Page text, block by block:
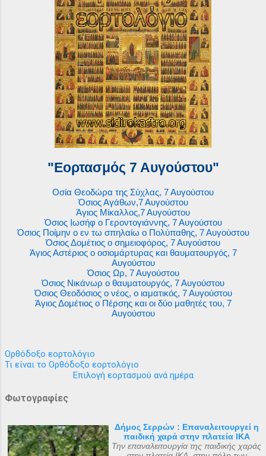
"Εορτασμός 7 Αυγούστου"
Οσία Θεοδώρα της Σύχλας, 7 Αυγούστου
Όσιος Αγάθων,7 Αυγούστου
Άγιος Μίκαλλος,7 Αυγούστου
Όσιος Ιωσήφ ο Γεροντογιάννης, 7 Αυγούστου
Όσιος Ποίμην ο εν τω σπηλαίω ο Πολύπαθης, 7 Αυγούστου
Όσιος Δομέτιος ο σημειοφόρος, 7 Αυγούστου
Άγιος Αστέριος ο οσιομάρτυρας και θαυματουργός, 7
Αυγούστου
Όσιος Ωρ, 7 Αυγούστου
Όσιος Νικάνωρ ο θαυματουργός, 7 Αυγούστου
Όσιος Θεοδόσιος ο νέος, ο ιαματικός, 7 Αυγούστου
Άγιος Δομέτιος ο Πέρσης και οι δύο μαθητές του, 7
Αυγούστου
Ορθόδοξο εορτολόγιο
Τι είναι το Ορθόδοξο εορτολόγιο
Επιλογή εορτασμού ανά ημέρα
Φωτογραφίες
Δήμος Σερρών : Επαναλειτουργεί η
παιδική χαρά στην πλατεία ΙΚΑ
Την επαναλειτουργία της παιδικής χαράς